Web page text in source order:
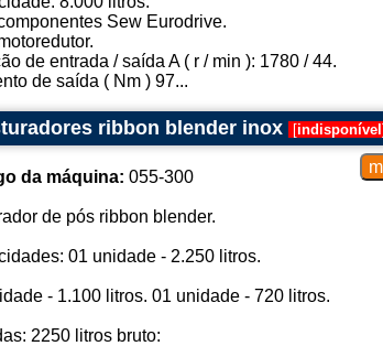
Sew Eurodrive.
de entrada / saída A ( r / min ): 1780 / 44.
de saída ( Nm ) 97...
ribbon blender inox [indisponível
da máquina: 055-300
de pós ribbon blender.
01 unidade - 2.250 litros.
- 1.100 litros. 01 unidade - 720 litros.
2250 litros bruto: